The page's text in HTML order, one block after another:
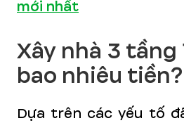
mới nhất
Xây nhà 3
bao nhiêu tiền?
Dựa trên các yếu tố